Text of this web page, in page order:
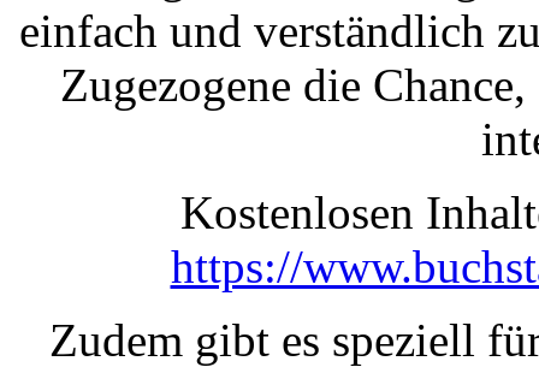
einfach und verständlich
Zugezogene die
Kostenlosen
https://
Zudem gibt es speziell